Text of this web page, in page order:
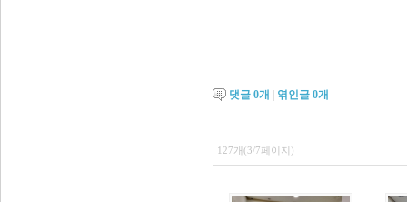
댓글 0개 엮인글 0개
127개(3/7페이지)